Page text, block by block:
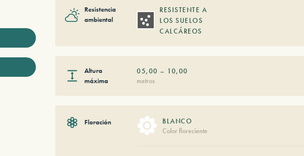
Resistencia
ambiental
RESISTENTE A
LOS SUELOS
CALCÁREOS
Altura
máxima
05,00 – 10,00
metros
Floración
BLANCO
Color floreciente